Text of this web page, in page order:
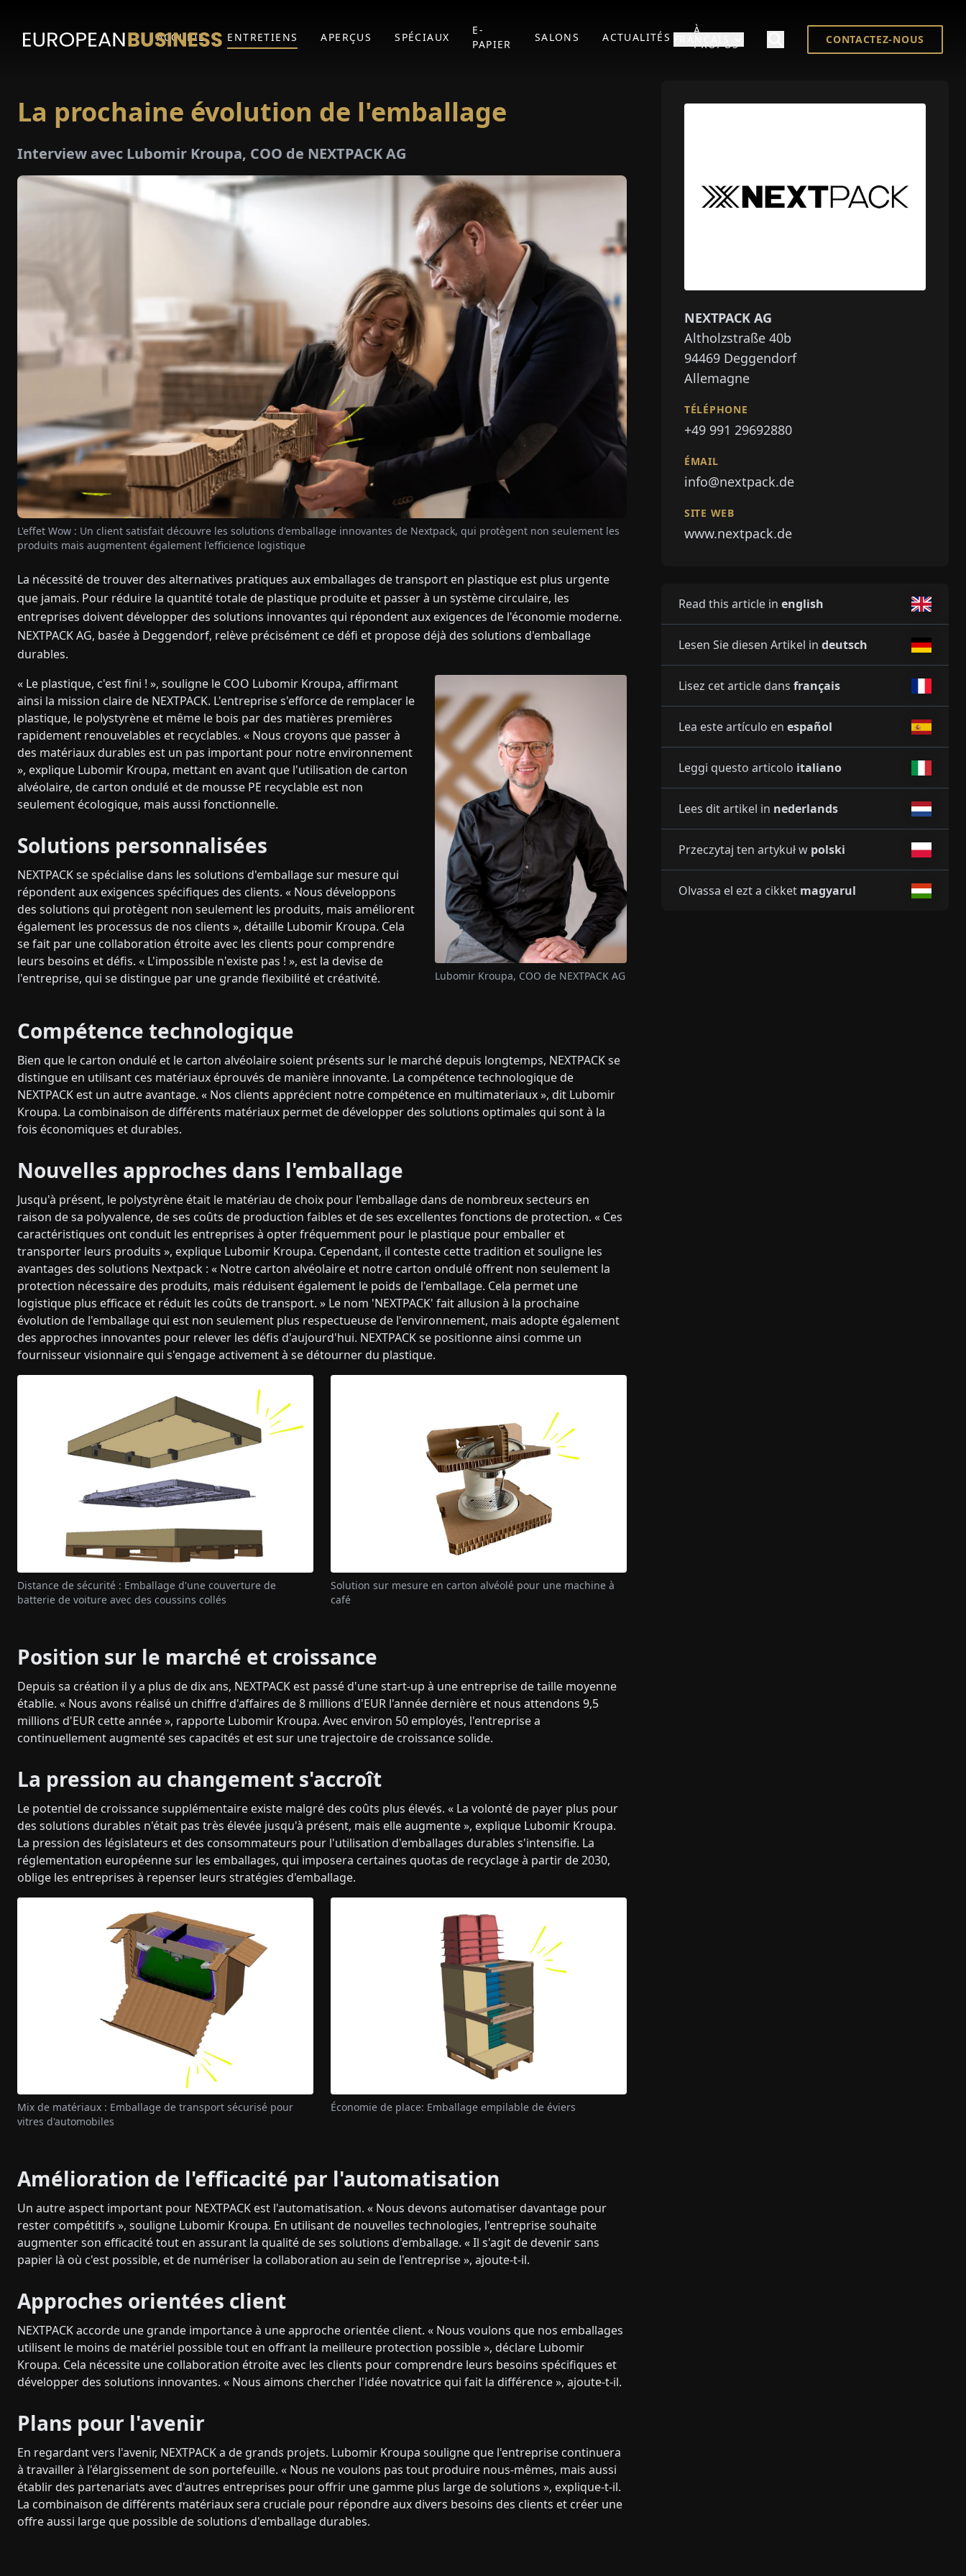
ACCUEIL ENTRETIENS APERÇUS SPÉCIAUX
E-
PAPIER
SALONS ACTUALITÉS
À
PROPOS
CONTACTEZ-NOUS
La prochaine évolution de l'emballage
Interview avec Lubomir Kroupa, COO de NEXTPACK AG
L'effet Wow : Un client satisfait découvre les solutions d'emballage innovantes de Nextpack, qui protègent non seulement les
produits mais augmentent également l'efficience logistique
La nécessité de trouver des alternatives pratiques aux emballages de transport en plastique est plus urgente
que jamais. Pour réduire la quantité totale de plastique produite et passer à un système circulaire, les
entreprises doivent développer des solutions innovantes qui répondent aux exigences de l'économie moderne.
NEXTPACK AG, basée à Deggendorf, relève précisément ce défi et propose déjà des solutions d'emballage
durables.
« Le plastique, c'est fini ! », souligne le COO Lubomir Kroupa, affirmant
ainsi la mission claire de NEXTPACK. L'entreprise s'efforce de remplacer le
plastique, le polystyrène et même le bois par des matières premières
rapidement renouvelables et recyclables. « Nous croyons que passer à
des matériaux durables est un pas important pour notre environnement
», explique Lubomir Kroupa, mettant en avant que l'utilisation de carton
alvéolaire, de carton ondulé et de mousse PE recyclable est non
seulement écologique, mais aussi fonctionnelle.
Solutions personnalisées
NEXTPACK se spécialise dans les solutions d'emballage sur mesure qui
répondent aux exigences spécifiques des clients. « Nous développons
des solutions qui protègent non seulement les produits, mais améliorent
également les processus de nos clients », détaille Lubomir Kroupa. Cela
se fait par une collaboration étroite avec les clients pour comprendre
leurs besoins et défis. « L'impossible n'existe pas ! », est la devise de
l'entreprise, qui se distingue par une grande flexibilité et créativité.
Lubomir Kroupa, COO de NEXTPACK AG
Compétence technologique
Bien que le carton ondulé et le carton alvéolaire soient présents sur le marché depuis longtemps, NEXTPACK se
distingue en utilisant ces matériaux éprouvés de manière innovante. La compétence technologique de
NEXTPACK est un autre avantage. « Nos clients apprécient notre compétence en multimateriaux », dit Lubomir
Kroupa. La combinaison de différents matériaux permet de développer des solutions optimales qui sont à la
fois économiques et durables.
Nouvelles approches dans l'emballage
Jusqu'à présent, le polystyrène était le matériau de choix pour l'emballage dans de nombreux secteurs en
raison de sa polyvalence, de ses coûts de production faibles et de ses excellentes fonctions de protection. « Ces
caractéristiques ont conduit les entreprises à opter fréquemment pour le plastique pour emballer et
transporter leurs produits », explique Lubomir Kroupa. Cependant, il conteste cette tradition et souligne les
avantages des solutions Nextpack : « Notre carton alvéolaire et notre carton ondulé offrent non seulement la
protection nécessaire des produits, mais réduisent également le poids de l'emballage. Cela permet une
logistique plus efficace et réduit les coûts de transport. » Le nom 'NEXTPACK' fait allusion à la prochaine
évolution de l'emballage qui est non seulement plus respectueuse de l'environnement, mais adopte également
des approches innovantes pour relever les défis d'aujourd'hui. NEXTPACK se positionne ainsi comme un
fournisseur visionnaire qui s'engage activement à se détourner du plastique.
Distance de sécurité : Emballage d'une couverture de
batterie de voiture avec des coussins collés
Solution sur mesure en carton alvéolé pour une machine à
café
Position sur le marché et croissance
Depuis sa création il y a plus de dix ans, NEXTPACK est passé d'une start-up à une entreprise de taille moyenne
établie. « Nous avons réalisé un chiffre d'affaires de 8 millions d'EUR l'année dernière et nous attendons 9,5
millions d'EUR cette année », rapporte Lubomir Kroupa. Avec environ 50 employés, l'entreprise a
continuellement augmenté ses capacités et est sur une trajectoire de croissance solide.
La pression au changement s'accroît
Le potentiel de croissance supplémentaire existe malgré des coûts plus élevés. « La volonté de payer plus pour
des solutions durables n'était pas très élevée jusqu'à présent, mais elle augmente », explique Lubomir Kroupa.
La pression des législateurs et des consommateurs pour l'utilisation d'emballages durables s'intensifie. La
réglementation européenne sur les emballages, qui imposera certaines quotas de recyclage à partir de 2030,
oblige les entreprises à repenser leurs stratégies d'emballage.
Mix de matériaux : Emballage de transport sécurisé pour
vitres d'automobiles
Économie de place: Emballage empilable de éviers
Amélioration de l'efficacité par l'automatisation
Un autre aspect important pour NEXTPACK est l'automatisation. « Nous devons automatiser davantage pour
rester compétitifs », souligne Lubomir Kroupa. En utilisant de nouvelles technologies, l'entreprise souhaite
augmenter son efficacité tout en assurant la qualité de ses solutions d'emballage. « Il s'agit de devenir sans
papier là où c'est possible, et de numériser la collaboration au sein de l'entreprise », ajoute-t-il.
Approches orientées client
NEXTPACK accorde une grande importance à une approche orientée client. « Nous voulons que nos emballages
utilisent le moins de matériel possible tout en offrant la meilleure protection possible », déclare Lubomir
Kroupa. Cela nécessite une collaboration étroite avec les clients pour comprendre leurs besoins spécifiques et
développer des solutions innovantes. « Nous aimons chercher l'idée novatrice qui fait la différence », ajoute-t-il.
Plans pour l'avenir
En regardant vers l'avenir, NEXTPACK a de grands projets. Lubomir Kroupa souligne que l'entreprise continuera
à travailler à l'élargissement de son portefeuille. « Nous ne voulons pas tout produire nous-mêmes, mais aussi
établir des partenariats avec d'autres entreprises pour offrir une gamme plus large de solutions », explique-t-il.
La combinaison de différents matériaux sera cruciale pour répondre aux divers besoins des clients et créer une
offre aussi large que possible de solutions d'emballage durables.
NEXTPACK AG
Altholzstraße 40b
94469 Deggendorf
Allemagne
TÉLÉPHONE
+49 991 29692880
ÉMAIL
info@nextpack.de
SITE WEB
www.nextpack.de
Read this article in english
Lesen Sie diesen Artikel in deutsch
Lisez cet article dans français
Lea este artículo en español
Leggi questo articolo italiano
Lees dit artikel in nederlands
Przeczytaj ten artykuł w polski
Olvassa el ezt a cikket magyarul